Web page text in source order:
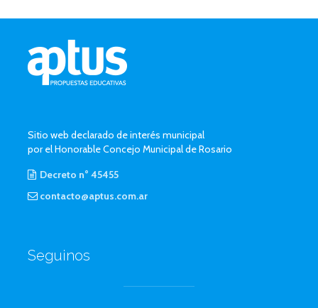
Sitio web declarado de interés municipal
por el Honorable Concejo Municipal de Rosario
Decreto n° 45455
contacto@aptus.com.ar
Seguinos